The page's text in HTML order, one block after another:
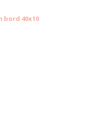
40x10